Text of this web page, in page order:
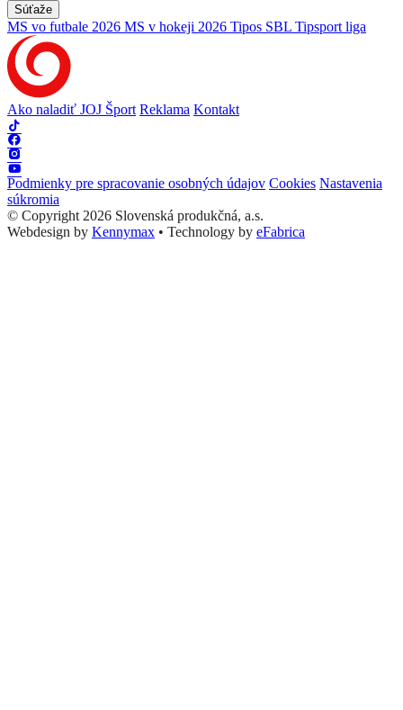
Súťaže
MS vo futbale 2026 MS v hokeji 2026 Tipos SBL Tipsport liga
Ako naladiť JOJ Šport Reklama Kontakt
Podmienky pre spracovanie osobných údajov Cookies Nastavenia
súkromia
© Copyright 2026 Slovenská produkčná, a.s.
Webdesign by Kennymax • Technology by eFabrica